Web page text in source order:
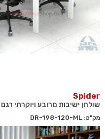
Spider
שולחן ישיבות מרובע ויוקרתי דגם Spider בהתאמה אישית
מק"ט: DR-198-120-ML